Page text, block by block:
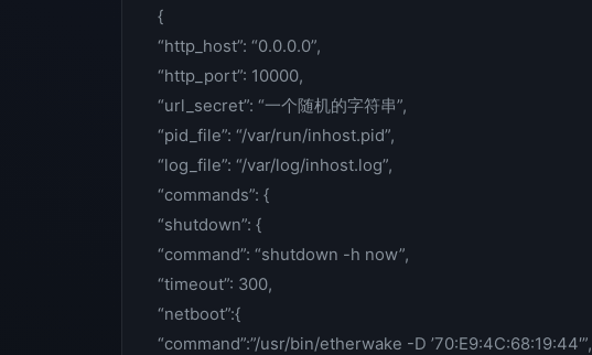
{
“http_host”: “0.0.0.0”,
“http_port”: 10000,
“url_secret”: “一个随机的字符串”,
“pid_file”: “/var/run/inhost.pid”,
“log_file”: “/var/log/inhost.log”,
“commands”: {
“shutdown”: {
“command”: “shutdown -h now”,
“timeout”: 300,
“netboot”:{
“command”:”/usr/bin/etherwake -D ’70:E9:4C:68:19:44′”,